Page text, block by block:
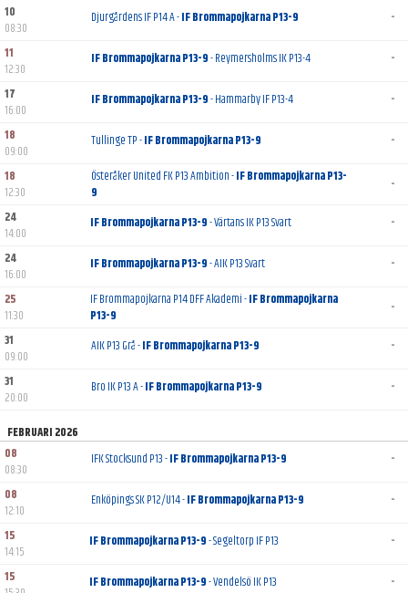
10
08:30
Djurgårdens IF P14 A -IF Brommapojkarna P13-9
-
11
12:30
IF Brommapojkarna P13-9- Reymersholms IK P13-4
-
17
16:00
IF Brommapojkarna P13-9- Hammarby IF P13-4
-
18
09:00
Tullinge TP -IF Brommapojkarna P13-9
-
18
12:30
Österåker United FK P13 Ambition -IF Brommapojkarna P13-
9
-
24
14:00
IF Brommapojkarna P13-9- Värtans IK P13 Svart
-
24
16:00
IF Brommapojkarna P13-9- AIK P13 Svart
-
25
11:30
IF Brommapojkarna P14 DFF Akademi -IF Brommapojkarna
P13-9
-
31
09:00
AIK P13 Grå -IF Brommapojkarna P13-9
-
31
20:00
Bro IK P13 A -IF Brommapojkarna P13-9 -
FEBRUARI 2026
08
08:30
IFK Stocksund P13 -IF Brommapojkarna P13-9
-
08
12:10
Enköpings SK P12/U14 -IF Brommapojkarna P13-9
-
15
14:15
IF Brommapojkarna P13-9- Segeltorp IF P13
-
15
IF Brommapojkarna P13-9- Vendelsö IK P13
-